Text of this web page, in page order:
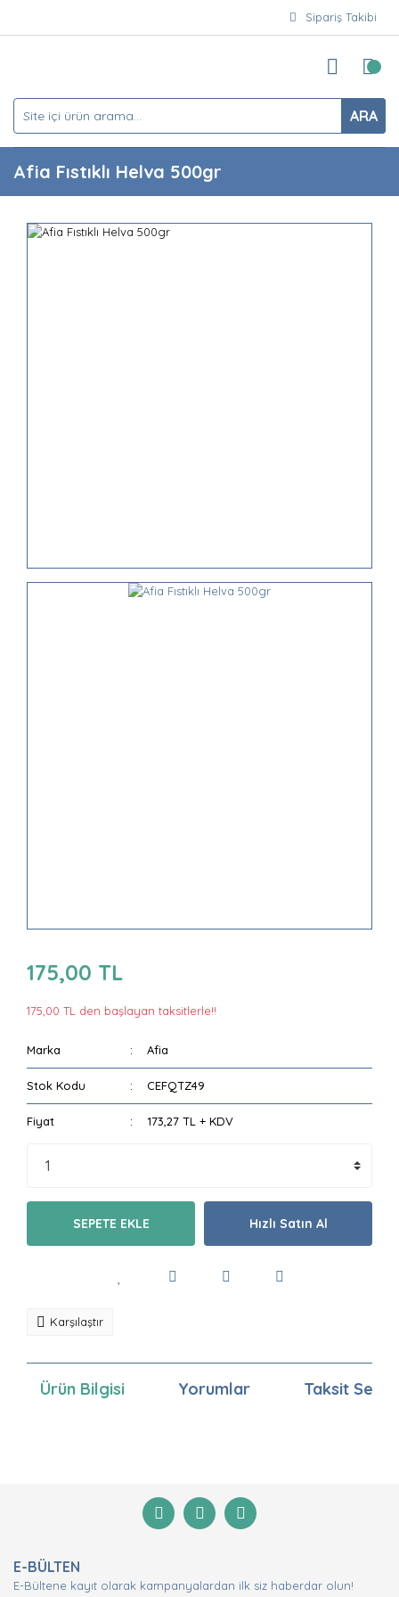
Sipariş Takibi
ARA
Afia Fıstıklı Helva 500gr
175,00 TL
175,00 TL den başlayan taksitlerle!!
Marka Afia
Stok Kodu CEFQTZ49
Fiyat 173,27 TL + KDV
SEPETE EKLE Hızlı Satın Al
Karşılaştır
Ürün Bilgisi Yorumlar Taksit
Yorum Yaz
Görüş ve önerileriniz için teşekkür ederiz.
Ürün açıklamasında eksik bilgiler bulunuyor.
E-BÜLTEN
E-Bültene kayıt olarak kampanyalardan ilk siz haberdar olun!